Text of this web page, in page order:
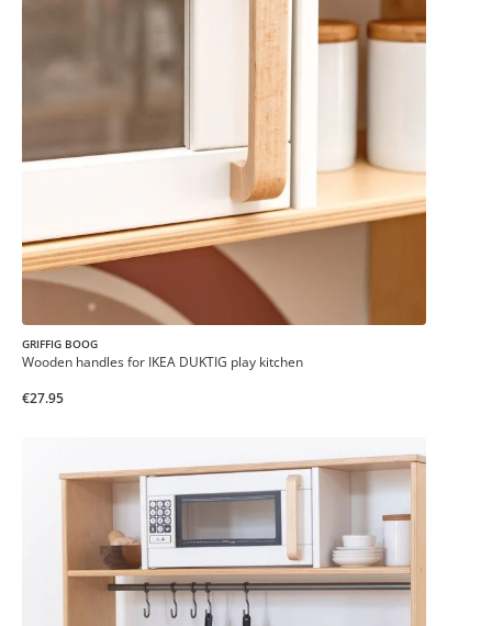
GRIFFIG BOOG
Wooden handles for IKEA DUKTIG play kitchen
€27.95